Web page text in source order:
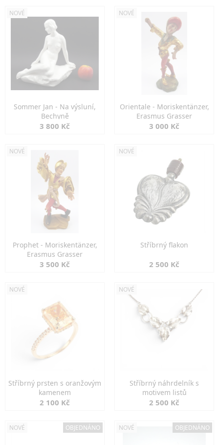
NOVÉ
Sommer Jan - Na výsluní,
Bechyně
3 800 Kč
NOVÉ
Orientale - Moriskentänzer,
Erasmus Grasser
3 000 Kč
NOVÉ
Prophet - Moriskentänzer,
Erasmus Grasser
3 500 Kč
NOVÉ
Stříbrný flakon
2 500 Kč
NOVÉ
Stříbrný prsten s oranžovým
kamenem
2 100 Kč
NOVÉ
Stříbrný náhrdelník s
motivem listů
2 500 Kč
NOVÉ OBJEDNÁNO NOVÉ OBJEDNÁNO